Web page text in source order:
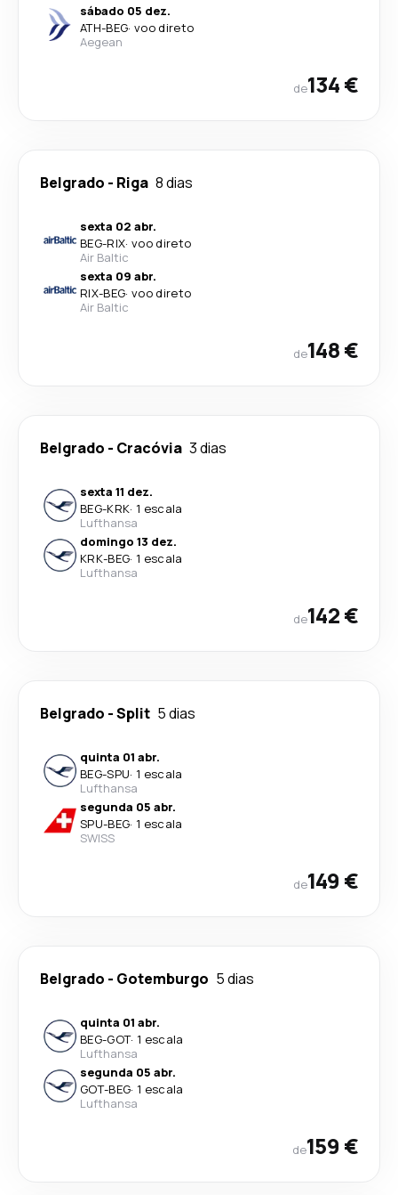
sábado 05 dez.
ATH-BEG· voo direto
Aegean
de134 €
Belgrado - Riga 8 dias
sexta 02 abr.
BEG-RIX· voo direto
Air Baltic
sexta 09 abr.
RIX-BEG· voo direto
Air Baltic
de148 €
Belgrado - Cracóvia 3 dias
sexta 11 dez.
BEG-KRK· 1 escala
Lufthansa
domingo 13 dez.
KRK-BEG· 1 escala
Lufthansa
de142 €
Belgrado -Split 5 dias
quinta 01 abr.
BEG-SPU· 1 escala
Lufthansa
segunda 05 abr.
SPU-BEG· 1 escala
SWISS
de149 €
Belgrado - Gotemburgo 5 dias
quinta 01 abr.
BEG-GOT· 1 escala
Lufthansa
segunda 05 abr.
GOT-BEG· 1 escala
Lufthansa
de159 €